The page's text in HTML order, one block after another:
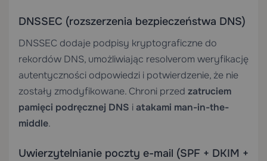
DNSSEC (rozszerzenia bezpieczeństwa DNS)
DNSSEC dodaje podpisy kryptograficzne do
rekordów DNS, umożliwiając resolverom weryfikację
autentyczności odpowiedzi i potwierdzenie, że nie
zostały zmodyfikowane. Chroni przed zatruciem
pamięci podręcznej DNS iatakami man-in-the-
middle.
Uwierzytelnianie poczty e-mail (SPF + DKIM +